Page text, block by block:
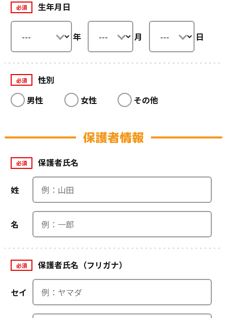
必須 生年月日
年 月 日
必須
性別
男性
女性 その他
保護者情報
必須 保護者氏名
姓
名
必須 保護者氏名（フリガナ）
セイ